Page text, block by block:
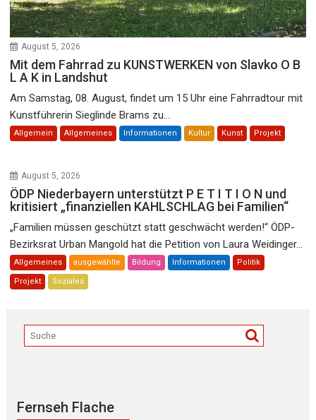
August 5, 2026
Mit dem Fahrrad zu KUNSTWERKEN von Slavko O B
L A K in Landshut
Am Samstag, 08. August, findet um 15 Uhr eine Fahrradtour mit
Kunstführerin Sieglinde Brams zu...
Allgemein Allgemeines Informationen Kultur Kunst Projekt
August 5, 2026
ÖDP Niederbayern unterstützt P E T I T I O N und
kritisiert „finanziellen KAHLSCHLAG bei Familien“
„Familien müssen geschützt statt geschwächt werden!“ ÖDP-
Bezirksrat Urban Mangold hat die Petition von Laura Weidinger...
Allgemeines ausgewählte Bildung Informationen Politik
Projekt Soziales
Fernseh Flache